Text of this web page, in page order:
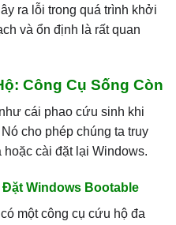
ra lỗi trong quá trình khởi
và ổn định là rất quan
Công Cụ Sống Còn
cái phao cứu sinh khi
cho phép chúng ta truy
cài đặt lại Windows.
Windows Bootable
một công cụ cứu hộ đa